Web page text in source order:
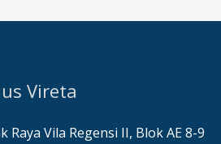
Vireta
Raya Vila Regensi II, Blok AE 8-9